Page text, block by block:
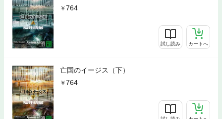
764
試し読み カートへ
亡国のイージス（下）
764